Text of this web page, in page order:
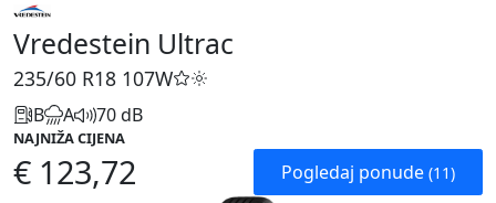
Vredestein Ultrac
235/60 R18 107W
B A 70 dB
NAJNIŽA CIJENA
€ 123,72 Pogledaj ponude (11)